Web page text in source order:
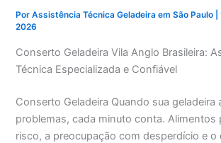
PorAssistência Técnica Geladeira em São Paulo |
2026
Conserto Geladeira Vila Anglo Brasileira:
Técnica Especializada e Confiável
Conserto Geladeira Quando sua geladeira
problemas, cada minuto conta. Alimentos
risco, a preocupação com desperdício e